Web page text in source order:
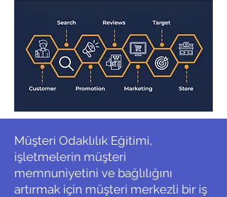
Müşteri Odaklılık Eğitimi,
işletmelerin müşteri
memnuniyetini ve bağlılığını
artırmak için müşteri merkezli bir iş